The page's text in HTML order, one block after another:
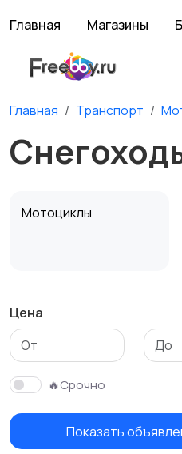
Главная Магазины
Главная Транспорт
Мотоциклы
Цена
🔥Срочно
Показать